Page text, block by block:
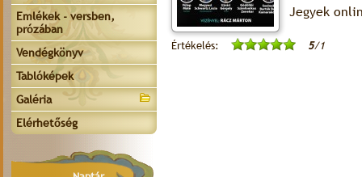
Emlékek - versben,
prózában
Vendégkönyv
Tablóképek
Galéria
Elérhetőség
Jegyek
Értékelés: 5/1